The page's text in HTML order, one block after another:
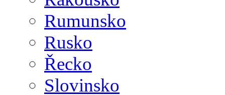
Rumunsko
Rusko
Řecko
Slovinsko